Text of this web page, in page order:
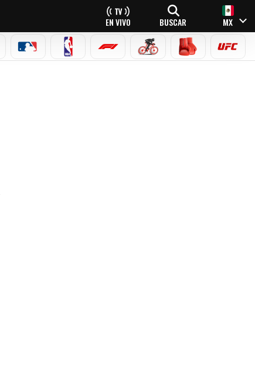
EN VIVO BUSCAR MX
MLB NBA FÓRMULA 1CICLISMOBOXEO UFC